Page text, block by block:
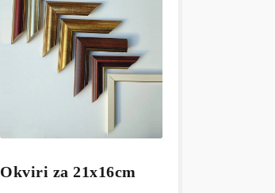
Okviri za 21x16cm